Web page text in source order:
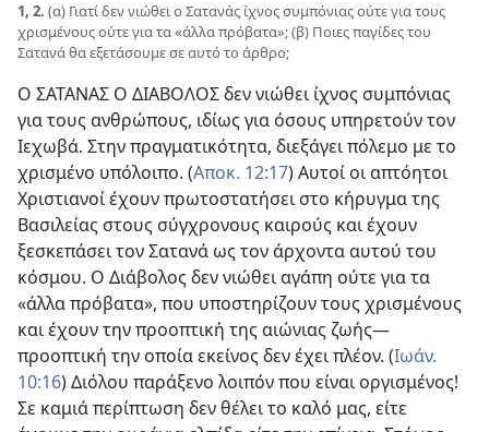
1, 2. (α) Γιατί δεν νιώθει ο Σατανάς ίχνος συμπόνιας ούτε για τους
χρισμένους ούτε για τα «άλλα πρόβατα»; (β) Ποιες παγίδες του
Σατανά θα εξετάσουμε σε αυτό το άρθρο;
Ο ΣΑΤΑΝΑΣ Ο ΔΙΑΒΟΛΟΣ δεν νιώθει ίχνος συμπόνιας
για τους ανθρώπους, ιδίως για όσους υπηρετούν τον
Ιεχωβά. Στην πραγματικότητα, διεξάγει πόλεμο με το
χρισμένο υπόλοιπο. (Αποκ. 12:17) Αυτοί οι απτόητοι
Χριστιανοί έχουν πρωτοστατήσει στο κήρυγμα της
Βασιλείας στους σύγχρονους καιρούς και έχουν
ξεσκεπάσει τον Σατανά ως τον άρχοντα αυτού του
κόσμου. Ο Διάβολος δεν νιώθει αγάπη ούτε για τα
«άλλα πρόβατα», που υποστηρίζουν τους χρισμένους
και έχουν την προοπτική της αιώνιας ζωής​—
προοπτική την οποία εκείνος δεν έχει πλέον. (Ιωάν.
10:16) Διόλου παράξενο λοιπόν που είναι οργισμένος!
Σε καμιά περίπτωση δεν θέλει το καλό μας, είτε